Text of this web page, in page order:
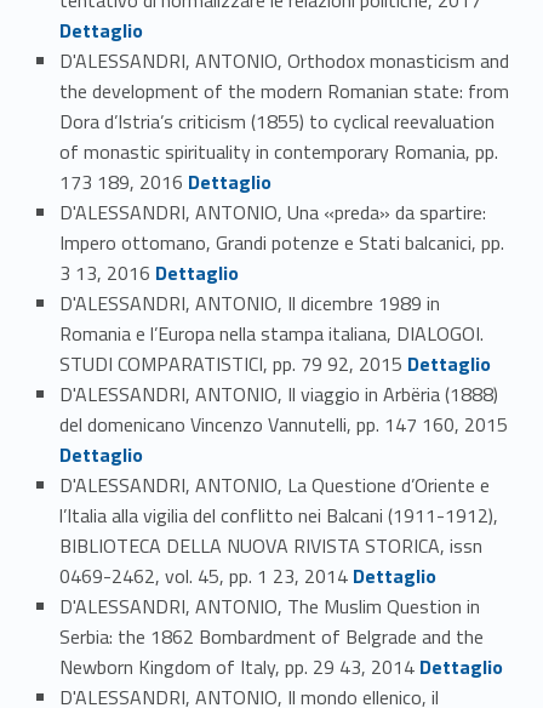
Dettaglio
D'ALESSANDRI, ANTONIO, Orthodox monasticism and
the development of the modern Romanian state: from
Dora d’Istria’s criticism (1855) to cyclical reevaluation
of monastic spirituality in contemporary Romania, pp.
173 189, 2016 Link identifier #identifier_person_167568-68
Dettaglio
D'ALESSANDRI, ANTONIO, Una «preda» da spartire:
Impero ottomano, Grandi potenze e Stati balcanici, pp.
3 13, 2016 Link identifier #identifier_person_183636-69
Dettaglio
D'ALESSANDRI, ANTONIO, Il dicembre 1989 in
Romania e l’Europa nella stampa italiana, DIALOGOI.
STUDI COMPARATISTICI, pp. 79 92, 2015 Link identifier #identifier_person_33051-70
Dettaglio
D'ALESSANDRI, ANTONIO, Il viaggio in Arbëria (1888)
del domenicano Vincenzo Vannutelli, pp. 147 160, 2015
Link identifier #identifier_person_141386-71
Dettaglio
D'ALESSANDRI, ANTONIO, La Questione d’Oriente e
l’Italia alla vigilia del conflitto nei Balcani (1911-1912),
BIBLIOTECA DELLA NUOVA RIVISTA STORICA, issn
0469-2462, vol. 45, pp. 1 23, 2014 Link identifier #identifier_person_143136-72
Dettaglio
D'ALESSANDRI, ANTONIO, The Muslim Question in
Serbia: the 1862 Bombardment of Belgrade and the
Newborn Kingdom of Italy, pp. 29 43, 2014 Link identifier #identifier_person_198174-73
Dettaglio
D'ALESSANDRI, ANTONIO, Il mondo ellenico, il